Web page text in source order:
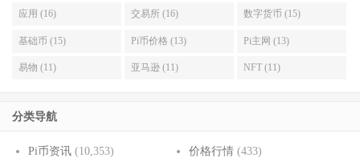
应用 (16) 交易所 (16) 数字货币 (15)
基础币 (15) Pi币价格 (13) Pi主网 (13)
易物 (11) 亚马逊 (11) NFT (11)
分类导航
Pi币资讯 (10,353) 价格行情(433)